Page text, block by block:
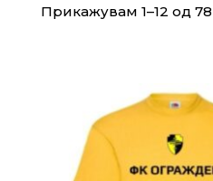
Прикажувам 1–12 од 78